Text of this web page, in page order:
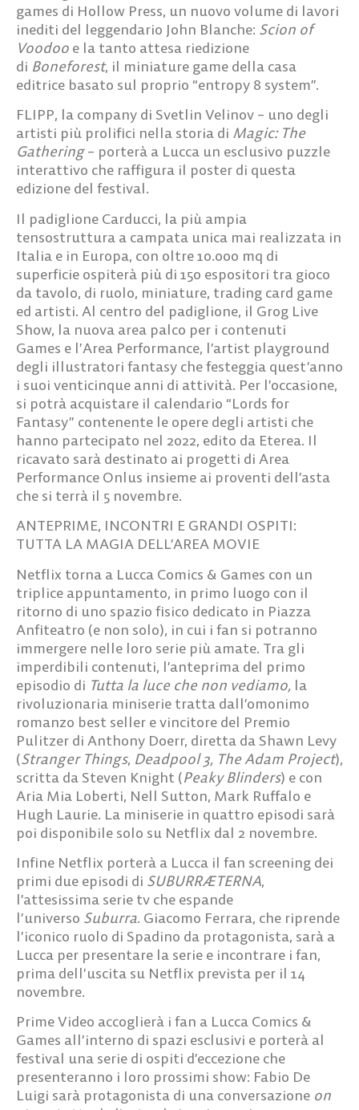
games di Hollow Press, un nuovo volume di lavori
inediti del leggendario John Blanche: Scion of
Voodoo e la tanto attesa riedizione
di Boneforest, il miniature game della casa
editrice basato sul proprio “entropy 8 system”.
FLIPP, la company di Svetlin Velinov – uno degli
artisti più prolifici nella storia di Magic: The
Gathering– porterà a Lucca un esclusivo puzzle
interattivo che raffigura il poster di questa
edizione del festival.
Il padiglione Carducci, la più ampia
tensostruttura a campata unica mai realizzata in
Italia e in Europa, con oltre10.000 mq di
superficie ospiterà più di 150 espositori tra gioco
da tavolo, di ruolo, miniature, trading card game
ed artisti. Al centro del padiglione, il Grog Live
Show, la nuova area palco per i contenuti
Games e l’Area Performance, l’artist playground
degli illustratori fantasy che festeggia quest’anno
i suoi venticinque anni di attività. Per l’occasione,
si potrà acquistare il calendario “Lords for
Fantasy” contenente le opere degli artisti che
hanno partecipato nel 2022, edito da Eterea. Il
ricavato sarà destinato ai progetti di Area
Performance Onlus insieme ai proventi dell’asta
che si terrà il 5 novembre.
ANTEPRIME, INCONTRI E GRANDI OSPITI:
TUTTA LA MAGIA DELL’AREA MOVIE
Netflix torna a Lucca Comics & Games con un
triplice appuntamento, in primo luogo con il
ritorno di uno spazio fisico dedicato in Piazza
Anfiteatro (e non solo), in cui i fan si potranno
immergere nelle loro serie più amate. Tra gli
imperdibili contenuti, l’anteprima del primo
episodio di Tutta la luce che non vediamo, la
rivoluzionaria miniserie tratta dall’omonimo
romanzo best seller e vincitore del Premio
Pulitzer di Anthony Doerr, diretta da Shawn Levy
(Stranger Things, Deadpool 3, The Adam Project),
scritta da Steven Knight (Peaky Blinders) e con
Aria Mia Loberti, Nell Sutton, Mark Ruffalo e
Hugh Laurie. La miniserie in quattro episodi sarà
poi disponibile solo su Netflix dal 2 novembre.
Infine Netflix porterà a Lucca il fan screening dei
primi due episodi di SUBURRÆTERNA,
l’attesissima serie tv che espande
l’universo Suburra. Giacomo Ferrara, che riprende
l’iconico ruolo di Spadino da protagonista, sarà a
Lucca per presentare la serie e incontrare i fan,
prima dell’uscita su Netflix prevista per il 14
novembre.
Prime Video accoglierà i fan a Lucca Comics &
Games all’interno di spazi esclusivi e porterà al
festival una serie di ospiti d’eccezione che
presenteranno i loro prossimi show: Fabio De
Luigi sarà protagonista di una conversazione on